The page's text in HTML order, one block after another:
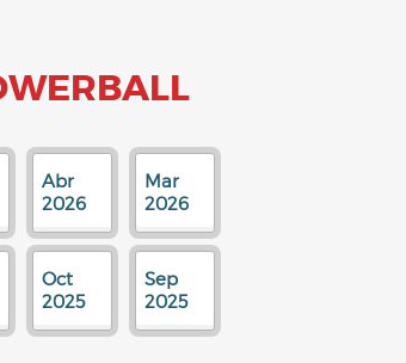
Abr
2026
Mar
2026
Oct
2025
Sep
2025